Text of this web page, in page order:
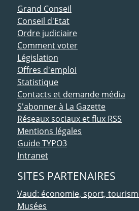
ACCÈS DIRECT
Grand Conseil
Conseil d'Etat
Ordre judiciaire
Comment voter
Législation
Offres d'emploi
Statistique
Contacts et demande média
S'abonner à La Gazette
Réseaux sociaux et flux RSS
Mentions légales
Guide TYPO3
Intranet
SITES PARTENAIRES
Vaud: économie, sport,
Musées